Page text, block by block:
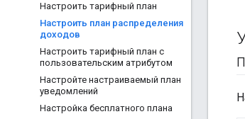
Настроить тарифный план
Настроить план распределения
доходов
Настроить тарифный план с
пользовательским атрибутом
Настройте настраиваемый план
уведомлений
Настройка бесплатного плана